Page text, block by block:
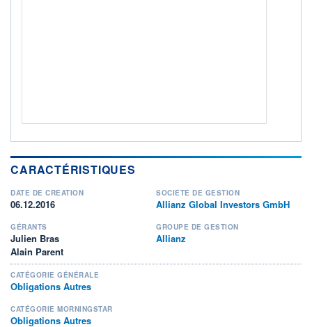
CARACTÉRISTIQUES
DATE DE CRÉATION
06.12.2016
SOCIÉTÉ DE GESTION
Allianz Global Investors GmbH
GÉRANTS
Julien Bras
Alain Parent
GROUPE DE GESTION
Allianz
CATÉGORIE GÉNÉRALE
Obligations Autres
CATÉGORIE MORNINGSTAR
Obligations Autres